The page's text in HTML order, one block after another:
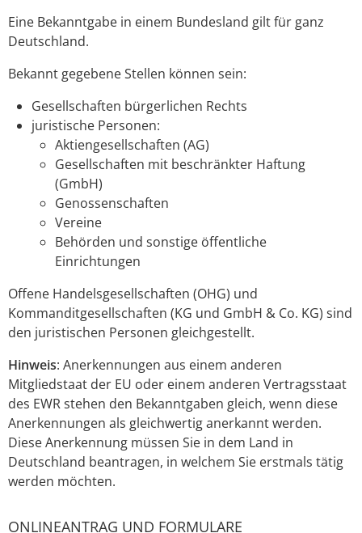
Eine Bekanntgabe in einem Bundesland gilt für ganz
Deutschland.
Bekannt gegebene Stellen können sein:
Gesellschaften bürgerlichen Rechts
juristische Personen:
Aktiengesellschaften (AG)
Gesellschaften mit beschränkter Haftung
(GmbH)
Genossenschaften
Vereine
Behörden und sonstige öffentliche
Einrichtungen
Offene Handelsgesellschaften (OHG) und
Kommanditgesellschaften (KG und GmbH & Co. KG) sind
den juristischen Personen gleichgestellt.
Hinweis: Anerkennungen aus einem anderen
Mitgliedstaat der EU oder einem anderen Vertragsstaat
des EWR stehen den Bekanntgaben gleich, wenn diese
Anerkennungen als gleichwertig anerkannt werden.
Diese Anerkennung müssen Sie in dem Land in
Deutschland beantragen, in welchem Sie erstmals tätig
werden möchten.
ONLINEANTRAG UND FORMULARE